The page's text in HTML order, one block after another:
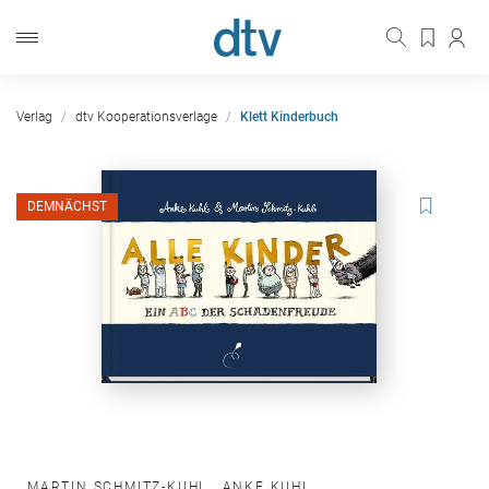
Verlag dtv Kooperationsverlage Klett Kinderbuch
DEMNÄCHST